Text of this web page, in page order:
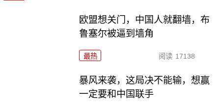
欧盟想关门，中国人就翻墙，布
鲁塞尔被逼到墙角
最热 阅读 17138
暴风来袭，这局决不能输，想赢
一定要和中国联手